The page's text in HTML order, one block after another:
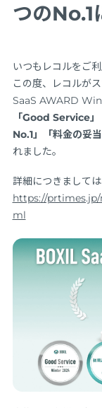
つのNo.1
いつもレコルをご
この度、レコルが
SaaS AWARD
「Good Service
No.1」「料金の妥
れました。
詳細につきまして
https://prtimes.jp/
ml